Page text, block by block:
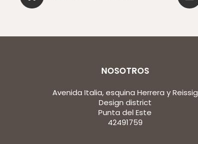
NOSOTROS
Avenida Italia, esquina Herrera y Reissig
Design district
Punta del Este
42491759